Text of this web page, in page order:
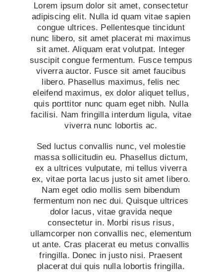
Lorem ipsum dolor sit amet, consectetur
adipiscing elit. Nulla id quam vitae sapien
congue ultrices. Pellentesque tincidunt
nunc libero, sit amet placerat mi maximus
sit amet. Aliquam erat volutpat. Integer
suscipit congue fermentum. Fusce tempus
viverra auctor. Fusce sit amet faucibus
libero. Phasellus maximus, felis nec
eleifend maximus, ex dolor aliquet tellus,
quis porttitor nunc quam eget nibh. Nulla
facilisi. Nam fringilla interdum ligula, vitae
viverra nunc lobortis ac.
Sed luctus convallis nunc, vel molestie
massa sollicitudin eu. Phasellus dictum,
ex a ultrices vulputate, mi tellus viverra
ex, vitae porta lacus justo sit amet libero.
Nam eget odio mollis sem bibendum
fermentum non nec dui. Quisque ultrices
dolor lacus, vitae gravida neque
consectetur in. Morbi risus risus,
ullamcorper non convallis nec, elementum
ut ante. Cras placerat eu metus convallis
fringilla. Donec in justo nisi. Praesent
placerat dui quis nulla lobortis fringilla.